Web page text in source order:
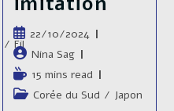
/ Fil
Publication
publiée :
22/10/2024
Auteur/autrice
de
la
publication :
Nina Sag
Temps
de
15 mins read
PostCorée du Sud / Japon